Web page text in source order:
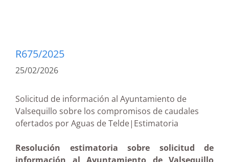
R675/2025
25/02/2026
Solicitud de información al Ayuntamiento de
Valsequillo sobre los compromisos de caudales
ofertados por Aguas de Telde|Estimatoria
Resolución estimatoria sobre solicitud de